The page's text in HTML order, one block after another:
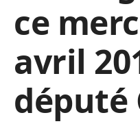
ce
avril
député